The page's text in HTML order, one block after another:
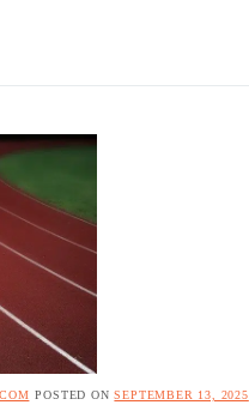
POSTED ONSEPTEMBER 13, 2025